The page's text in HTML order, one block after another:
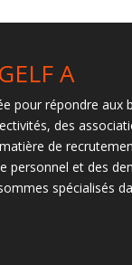
A
pour répondre aux
des
de
personnel et des
spécialisés